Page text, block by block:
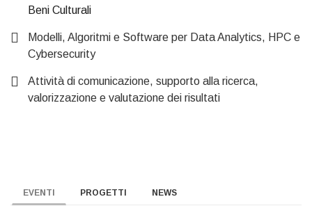
Beni Culturali
Modelli, Algoritmi e Software per Data Analytics, HPC e
Cybersecurity
Attività di comunicazione, supporto alla ricerca,
valorizzazione e valutazione dei risultati
EVENTI PROGETTI NEWS